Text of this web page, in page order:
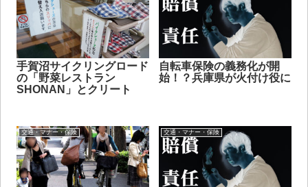
手賀沼サイクリングロード
の「野菜レストラン
SHONAN」とクリート
自転車保険の義務化が開
始！？兵庫県が火付け役に
交通・マナー・保険 交通・マナー・保険